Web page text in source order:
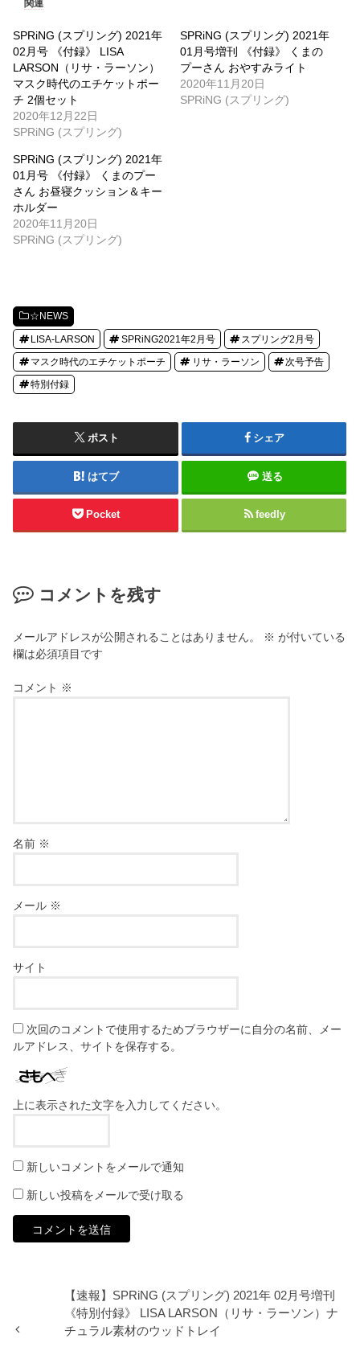
関連
SPRiNG (スプリング) 2021年
02月号 《付録》 LISA
LARSON（リサ・ラーソン）
マスク時代のエチケットポー
チ 2個セット
2020年12月22日
SPRiNG (スプリング)
SPRiNG (スプリング) 2021年
01月号増刊 《付録》 くまの
プーさん おやすみライト
2020年11月20日
SPRiNG (スプリング)
SPRiNG (スプリング) 2021年
01月号 《付録》 くまのプー
さん お昼寝クッション＆キー
ホルダー
2020年11月20日
SPRiNG (スプリング)
☆NEWS
LISA-LARSON SPRiNG2021年2月号 スプリング2月号
マスク時代のエチケットポーチ リサ・ラーソン 次号予告
特別付録
ポスト シェア
はてブ 送る
Pocket feedly
コメントを残す
メールアドレスが公開されることはありません。 ※ が付いている
欄は必須項目です
コメント ※
名前 ※
メール ※
サイト
次回のコメントで使用するためブラウザーに自分の名前、メー
ルアドレス、サイトを保存する。
上に表示された文字を入力してください。
新しいコメントをメールで通知
新しい投稿をメールで受け取る
【速報】SPRiNG (スプリング) 2021年 02月号増刊
《特別付録》 LISA LARSON（リサ・ラーソン）ナ
チュラル素材のウッドトレイ